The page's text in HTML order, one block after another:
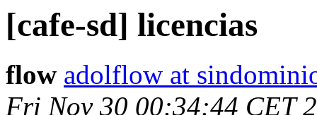
[cafe-sd] licencias
flow adolflow at
Fri Nov 30 00:34:44 CET